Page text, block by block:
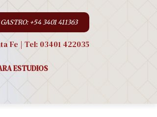
+54 3401 411363
Fe | Tel: 03401 422035
ESTUDIOS